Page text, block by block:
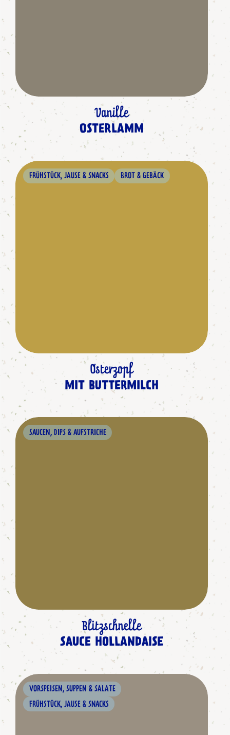
Vanille
OSTERLAMM
FRÜHSTÜCK, JAUSE & SNACKS BROT & GEBÄCK
Osterzopf
MIT BUTTERMILCH
SAUCEN, DIPS & AUFSTRICHE
Blitzschnelle
SAUCE HOLLANDAISE
VORSPEISEN, SUPPEN & SALATE
FRÜHSTÜCK, JAUSE & SNACKS